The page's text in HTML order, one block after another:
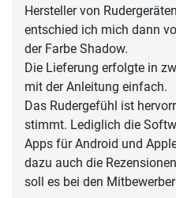
Hersteller von
entschied ich mich dann
der Farbe Shadow.
Die Lieferung erfolgte in
mit der Anleitung einfach.
Das Rudergefühl ist
stimmt. Lediglich die
Apps für Android und
dazu auch die
soll es bei den